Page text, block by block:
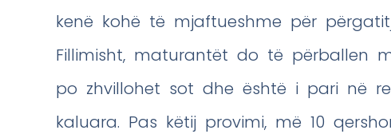
kenë kohë të mjaftueshme për
Fillimisht, maturantët do të përballen
po zhvillohet sot dhe është i pari në
kaluara. Pas këtij provimi, më 10